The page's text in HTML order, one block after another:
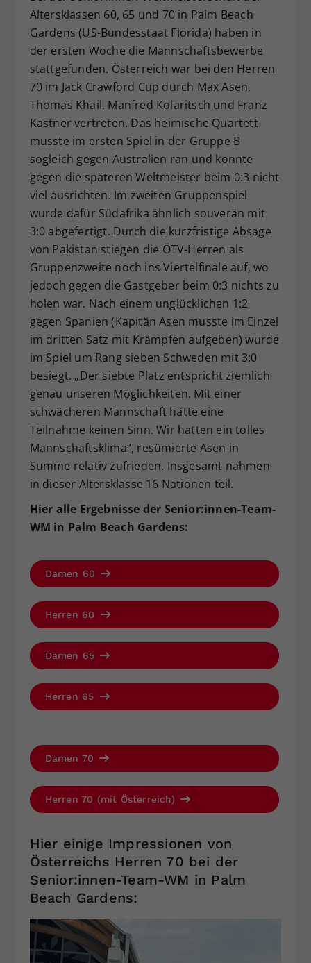
Altersklassen 60, 65 und 70 in Palm Beach
Gardens (US-Bundesstaat Florida) haben in
der ersten Woche die Mannschaftsbewerbe
stattgefunden. Österreich war bei den Herren
70 im Jack Crawford Cup durch Max Asen,
Thomas Khail, Manfred Kolaritsch und Franz
Kastner vertreten. Das heimische Quartett
musste im ersten Spiel in der Gruppe B
sogleich gegen Australien ran und konnte
gegen die späteren Weltmeister beim 0:3 nicht
viel ausrichten. Im zweiten Gruppenspiel
wurde dafür Südafrika ähnlich souverän mit
3:0 abgefertigt. Durch die kurzfristige Absage
von Pakistan stiegen die ÖTV-Herren als
Gruppenzweite noch ins Viertelfinale auf, wo
jedoch gegen die Gastgeber beim 0:3 nichts zu
holen war. Nach einem unglücklichen 1:2
gegen Spanien (Kapitän Asen musste im Einzel
im dritten Satz mit Krämpfen aufgeben) wurde
im Spiel um Rang sieben Schweden mit 3:0
besiegt. „Der siebte Platz entspricht ziemlich
genau unseren Möglichkeiten. Mit einer
schwächeren Mannschaft hätte eine
Teilnahme keinen Sinn. Wir hatten ein tolles
Mannschaftsklima“, resümierte Asen in
Summe relativ zufrieden. Insgesamt nahmen
in dieser Altersklasse 16 Nationen teil.
Hier alle Ergebnisse der Senior:innen-Team-
WM in Palm Beach Gardens:
Damen 60
Herren 60
Damen 65
Herren 65
Damen 70
Herren 70 (mit Österreich)
Hier einige Impressionen von
Österreichs Herren 70 bei der
Senior:innen-Team-WM in Palm
Beach Gardens:
Zweck
Dieser Wert speichert Ihre Consent-
Einstellungen. Unter anderem eine
zufällig generierte ID, für die
historische Speicherung Ihrer
Webseiten-Betreiber dies eingestellt
hat.